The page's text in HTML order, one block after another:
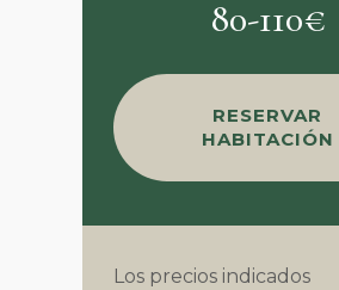
80-110€
RESERVAR
HABITACIÓN
Los precios indicados